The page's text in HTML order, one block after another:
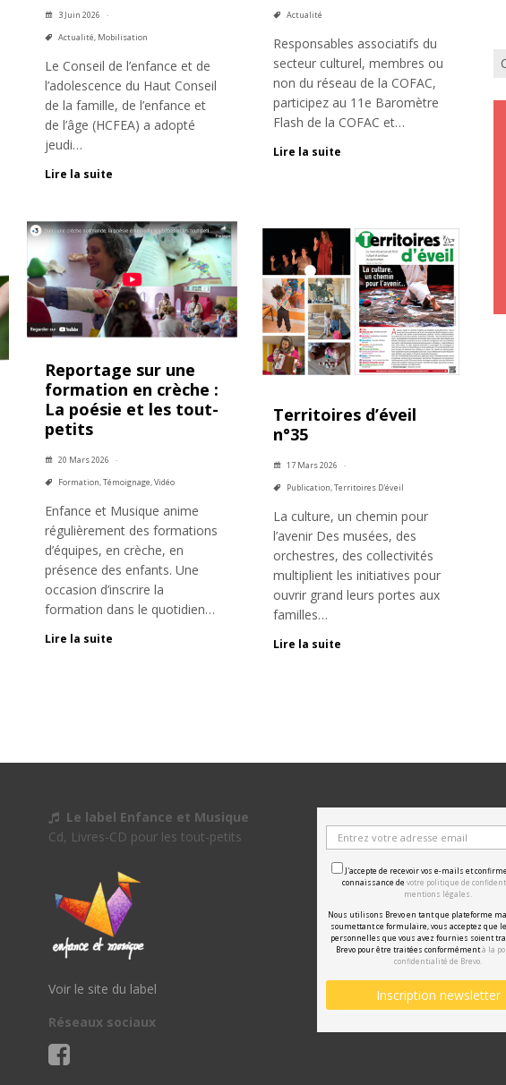
3 Juin 2026
Actualité, Mobilisation
Le Conseil de l’enfance et de
l’adolescence du Haut Conseil
de la famille, de l’enfance et
de l’âge (HCFEA) a adopté
jeudi…
Lire la suite
Actualité
Responsables associatifs du
secteur culturel, membres ou
non du réseau de la COFAC,
participez au 11e Baromètre
Flash de la COFAC et…
Lire la suite
Reportage sur une
formation en crèche :
La poésie et les tout-
petits
20 Mars 2026
Formation,Témoignage,Vidéo
Enfance et Musique anime
régulièrement des formations
d’équipes, en crèche, en
présence des enfants. Une
occasion d’inscrire la
formation dans le quotidien…
Lire la suite
Territoires d’éveil
n°35
17 Mars 2026
Publication,Territoires D'éveil
La culture, un chemin pour
l’avenir Des musées, des
orchestres, des collectivités
multiplient les initiatives pour
ouvrir grand leurs portes aux
familles…
Lire la suite
Le label Enfance et Musique
Cd, Livres-CD pour les tout-petits
Voir le site du label
Réseaux sociaux
J'accepte de recevoir vos e-mails et
connaissance de votre politique de
mentions légales.
Nous utilisons Brevo en tant que plateforme
soumettant ce formulaire, vous acceptez que
personnelles que vous avez fournies soient
Brevo pour être traitées conformémentà la
confidentialité de Brevo.